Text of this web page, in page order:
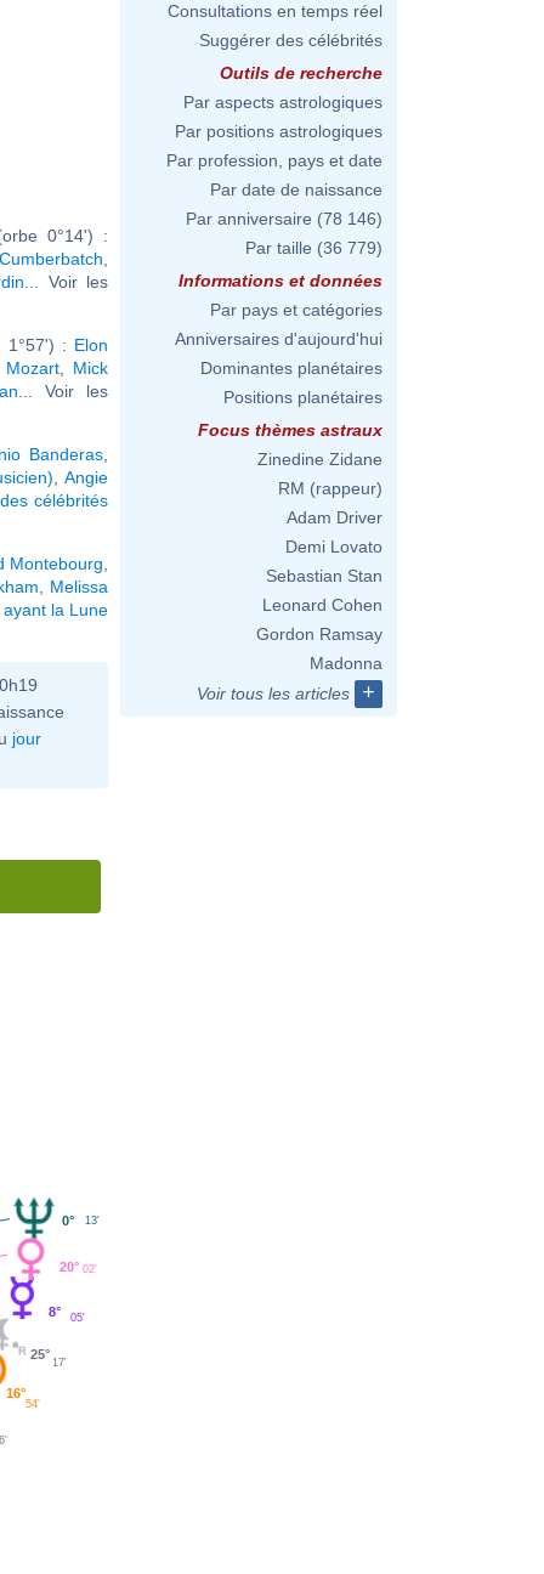
0°14') :
... Voir les
1°57') : Elon
Mozart, Mick
... Voir les
Banderas
,Angie
célébrités
Montebourg
Melissa
la Lune
jour
0° 13'
16°
54'
25°
17'
8° 05'
20° 02'
Consultations en temps réel
Suggérer des célébrités
Outils de recherche
Par aspects astrologiques
Par positions astrologiques
Par profession, pays et date
Par date de naissance
Par anniversaire (78 146)
Par taille (36 779)
Informations et données
Par pays et catégories
Anniversaires d'aujourd'hui
Dominantes planétaires
Positions planétaires
Focus thèmes astraux
Zinedine Zidane
RM (rappeur)
Adam Driver
Demi Lovato
Sebastian Stan
Leonard Cohen
Gordon Ramsay
Madonna
Voir tous les articles
+